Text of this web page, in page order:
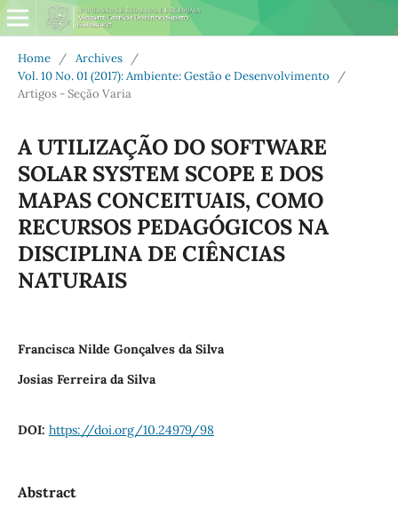
Home / Archives
/
Vol. 10 No. 01 (2017): Ambiente: Gestão e Desenvolvimento
/
Artigos - Seção Varia
A UTILIZAÇÃO DO SOFTWARE
SOLAR SYSTEM SCOPE E DOS
MAPAS CONCEITUAIS, COMO
RECURSOS PEDAGÓGICOS NA
DISCIPLINA DE CIÊNCIAS
NATURAIS
Francisca Nilde Gonçalves da Silva
Josias Ferreira da Silva
DOI: https://doi.org/10.24979/98
Abstract